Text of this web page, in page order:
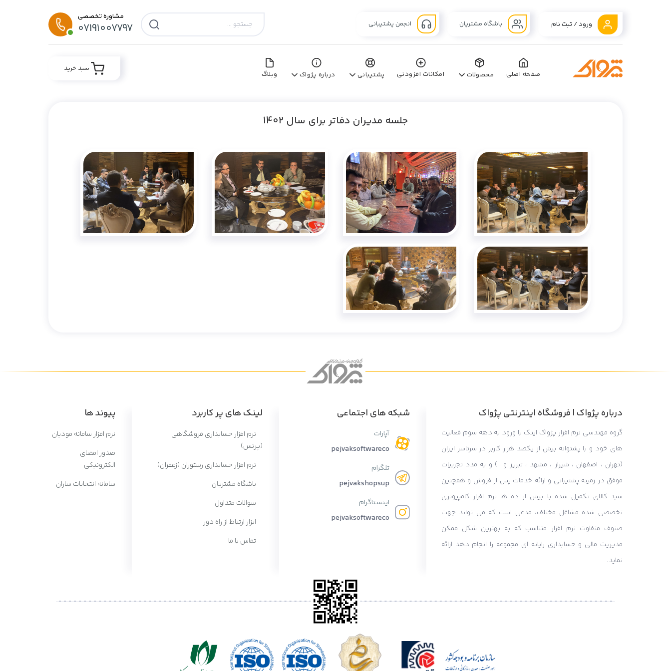
ورود / ثبت نام باشگاه مشتریان انجمن پشتیبانی
مشاوره تخصصی
07191007797
صفحه اصلی محصولات امکانات افزودنی پشتیبانی درباره پژواک وبلاگ
سبد خرید
جلسه مدیران دفاتر برای سال 1402
درباره پژواک | فروشگاه اینترنتی پژواک
گروه مهندسی نرم افزار پژواک اینک با ورود به دهه سوم فعالیت
های خود و با پشتوانه بیش از یکصد هزار کاربر در سرتاسر ایران
(تهران ، اصفهان ، شیراز ، مشهد ، تبریز و …) و به مدد تجربیات
موفق در زمینه پشتیبانی و ارائه خدمات پس از فروش و همچنین
سبد کالای تکمیل شده با بیش از ده ها نرم افزار کامپیوتری
تخصصی شده مشاغل مختلف، مدعی است که می تواند جهت
صنوف متفاوت نرم افزار متناسب که به بهترین شکل ممکن
مدیریت مالی و حسابداری رایانه ای مجموعه را انجام دهد ارائه
نماید.
شبکه های اجتماعی
آپارات
pejvaksoftwareco
تلگرام
pejvakshopsup
اینستاگرام
pejvaksoftwareco
لینک های پر کاربرد
نرم افزار حسابداری فروشگاهی
(پرنس)
نرم افزار حسابداری رستوران (زعفران)
باشگاه مشتریان
سوالات متداول
ابزار ارتباط از راه دور
تماس با ما
پیوند ها
نرم افزار سامانه مودیان
صدور امضای
الکترونیکی
سامانه انتخابات ساران